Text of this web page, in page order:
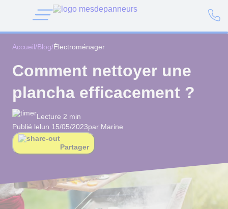
Accueil/Blog/Électroménager
Comment nettoyer une
plancha efficacement ?
Lecture 2 min
Publié lelun 15/05/2023par Marine
Partager